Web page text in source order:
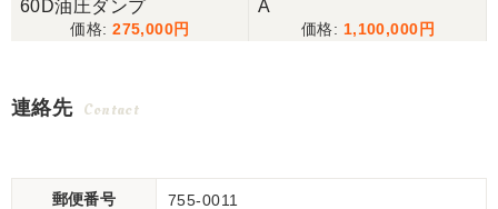
60D油圧ダンプ
275,000
A
1,100,000
連絡先 Contact
郵便番号 755-0011